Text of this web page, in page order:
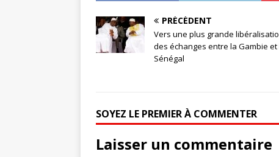
PRÉCÉDENT
Vers une plus grande
des échanges entre la Gambie et
Sénégal
SOYEZ LE PREMIER À COMMENTER
Laisser un commentaire